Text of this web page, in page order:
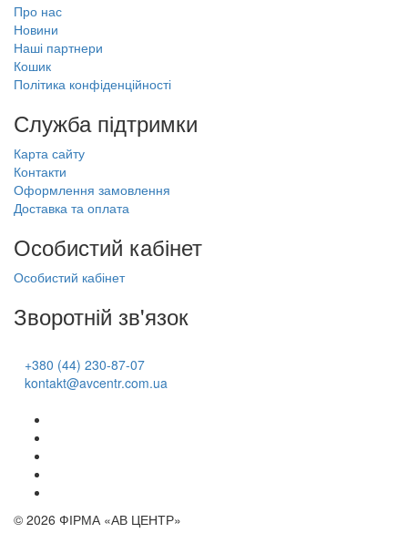
Про нас
Новини
Наші партнери
Кошик
Політика конфіденційності
Служба підтримки
Карта сайту
Контакти
Оформлення замовлення
Доставка та оплата
Особистий кабінет
Особистий кабінет
Зворотній зв'язок
+380 (44) 230-87-07
kontakt@avcentr.com.ua
© 2026 ФІРМА «АВ ЦЕНТР»